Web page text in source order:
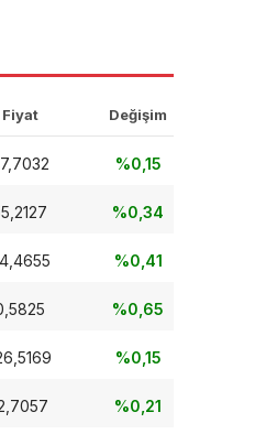
Fiyat Değişim
%0,15
%0,34
%0,41
%0,65
%0,15
%0,21